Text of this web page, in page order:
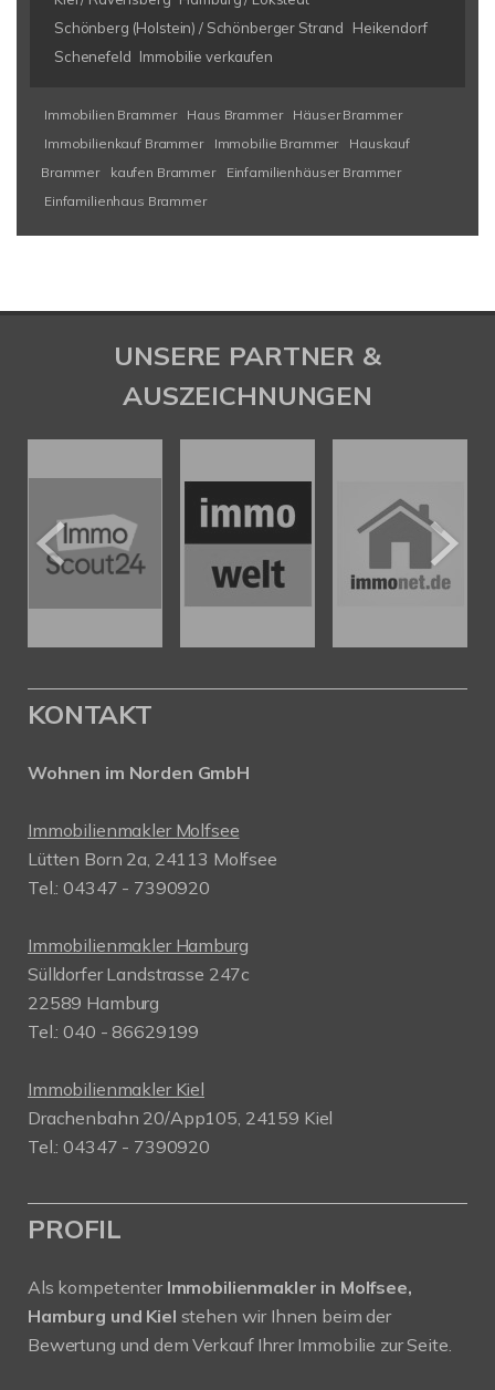
Schönberg (Holstein) / Schönberger Strand
Heikendorf
Schenefeld Immobilie verkaufen
Immobilien Brammer Haus Brammer
Häuser Brammer
Immobilienkauf Brammer
Immobilie Brammer
Hauskauf
Brammer
kaufen Brammer
Einfamilienhäuser Brammer
Einfamilienhaus Brammer
UNSERE PARTNER &
AUSZEICHNUNGEN
KONTAKT
Wohnen im Norden GmbH
Immobilienmakler Molfsee
Lütten Born 2a, 24113 Molfsee
Tel.: 04347 - 7390920
Immobilienmakler Hamburg
Sülldorfer Landstrasse 247c
22589 Hamburg
Tel.: 040 - 86629199
Immobilienmakler Kiel
Drachenbahn 20/App105, 24159 Kiel
Tel.: 04347 - 7390920
PROFIL
Als kompetenter Immobilienmakler in Molfsee,
Hamburg und Kiel stehen wir Ihnen beim der
Bewertung und dem Verkauf Ihrer Immobilie zur Seite.